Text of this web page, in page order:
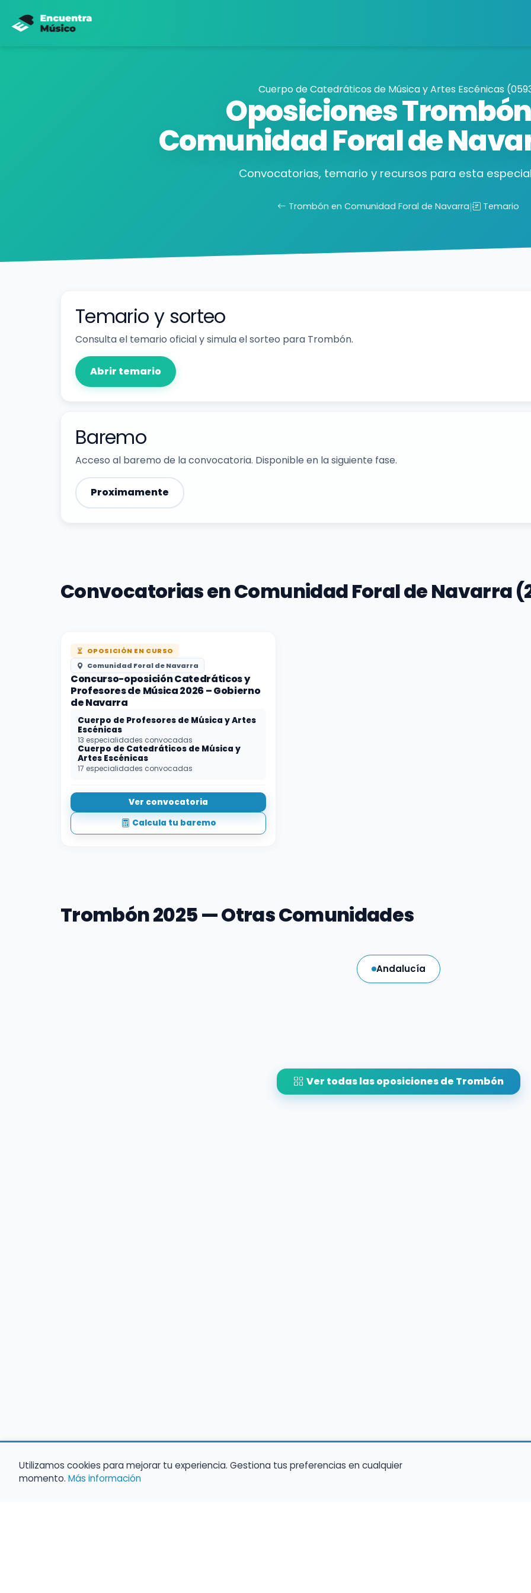
Cuerpo de Catedráticos de Música y Artes Escénicas
Oposiciones
Comunidad Foral de
Convocatorias, temario y recursos para esta
Trombón en Comunidad Foral de Navarra| Temario
Temario y sorteo
Consulta el temario oficial y simula el sorteo para Trombón.
Abrir temario
Baremo
Acceso al baremo de la convocatoria. Disponible en la siguiente fase.
Proximamente
Convocatorias en Comunidad Foral de Navarra
OPOSICIÓN EN CURSO
Comunidad Foral de Navarra
Concurso-oposición Catedráticos y
Profesores de Música 2026 – Gobierno
de Navarra
Cuerpo de Profesores de Música y Artes
Escénicas
13 especialidades convocadas
Cuerpo de Catedráticos de Música y
Artes Escénicas
17 especialidades convocadas
Ver convocatoria
Calcula tu baremo
Trombón 2025 — Otras Comunidades
Andalucía
Ver todas las oposiciones de Trombón
Utilizamos cookies para mejorar tu experiencia. Gestiona tus preferencias en cualquier
momento. Más información